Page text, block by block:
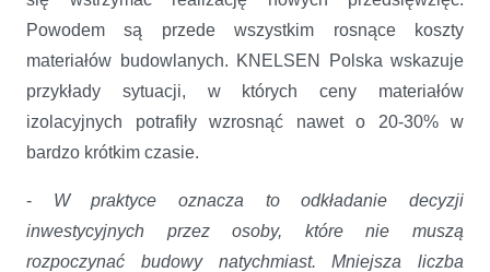
Powodem są przede wszystkim rosnące koszty
materiałów budowlanych. KNELSEN Polska wskazuje
przykłady sytuacji, w których ceny materiałów
izolacyjnych potrafiły wzrosnąć nawet o 20-30% w
bardzo krótkim czasie.
- W praktyce oznacza to odkładanie decyzji
inwestycyjnych przez osoby, które nie muszą
rozpoczynać budowy natychmiast. Mniejsza liczba